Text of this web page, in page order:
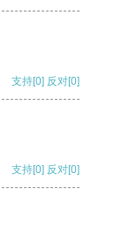
支持[0] 反对[0]
支持[0] 反对[0]